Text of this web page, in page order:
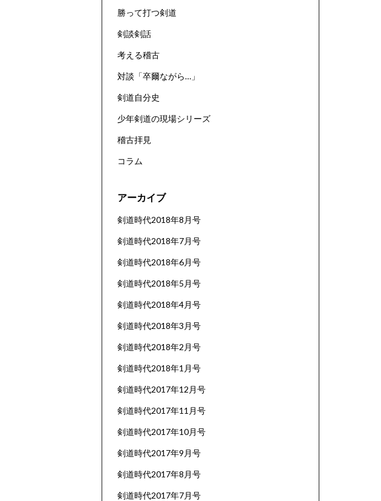
勝って打つ剣道
剣談剣話
考える稽古
対談「卒爾ながら…」
剣道自分史
少年剣道の現場シリーズ
稽古拝見
コラム
アーカイブ
剣道時代2018年8月号
剣道時代2018年7月号
剣道時代2018年6月号
剣道時代2018年5月号
剣道時代2018年4月号
剣道時代2018年3月号
剣道時代2018年2月号
剣道時代2018年1月号
剣道時代2017年12月号
剣道時代2017年11月号
剣道時代2017年10月号
剣道時代2017年9月号
剣道時代2017年8月号
剣道時代2017年7月号